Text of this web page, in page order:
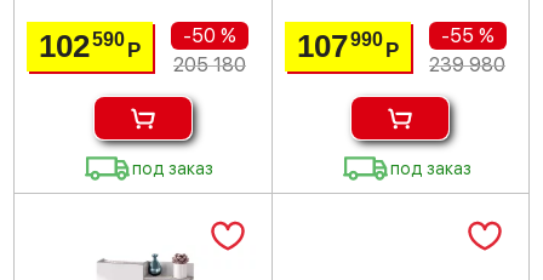
102590Р
-50 %
205 180
под заказ
107990 Р
-55 %
239 980
под заказ